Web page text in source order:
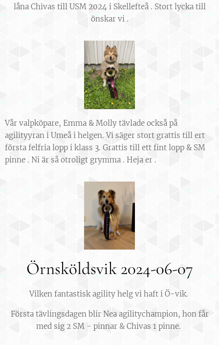
låna Chivas till USM 2024 i Skellefteå . Stort lycka till
önskar vi .
Vår valpköpare, Emma & Molly tävlade också på
agilityyran i Umeå i helgen. Vi säger stort grattis till ert
första felfria lopp i klass 3. Grattis till ett fint lopp & SM
pinne . Ni är så otroligt grymma . Heja er .
Örnsköldsvik 2024-06-07
Vilken fantastisk agility helg vi haft i Ö-vik.
Första tävlingsdagen blir Nea agilitychampion, hon får
med sig 2 SM - pinnar & Chivas 1 pinne.